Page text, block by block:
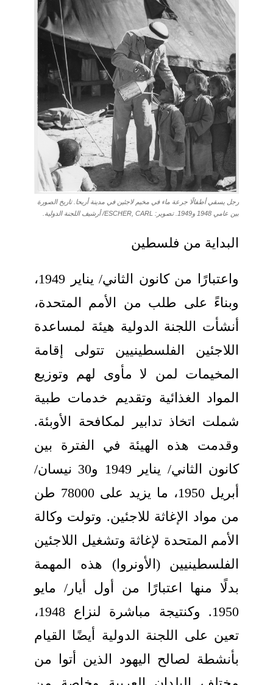
رجل يسقي أطفالًا جرعة ماء في مخيم لاجئين في مدينة أريحا. تاريخ الصورة
بين عامي 1948 و1949. تصوير: ESCHER, CARL/ أرشيف اللجنة الدولية.
البداية من فلسطين
واعتبارًا من كانون الثاني/ يناير 1949،
وبناءً على طلب من الأمم المتحدة،
أنشأت اللجنة الدولية هيئة لمساعدة
اللاجئين الفلسطينيين تتولى إقامة
المخيمات لمن لا مأوى لهم وتوزيع
المواد الغذائية وتقديم خدمات طبية
شملت اتخاذ تدابير لمكافحة الأوبئة.
وقدمت هذه الهيئة في الفترة بين
كانون الثاني/ يناير 1949 و30 نيسان/
أبريل 1950، ما يزيد على 78000 طن
من مواد الإغاثة للاجئين. وتولت وكالة
الأمم المتحدة لإغاثة وتشغيل اللاجئين
الفلسطينيين (الأونروا) هذه المهمة
بدلًا منها اعتبارًا من أول أيار/ مايو
1950. وكنتيجة مباشرة لنزاع 1948،
تعين على اللجنة الدولية أيضًا القيام
بأنشطة لصالح اليهود الذين أتوا من